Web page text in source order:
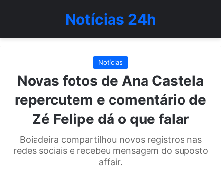
Notícias 24h
Notícias
Novas fotos de Ana Castela
repercutem e comentário de
Zé Felipe dá o que falar
Boiadeira compartilhou novos registros nas
redes sociais e recebeu mensagem do suposto
affair.